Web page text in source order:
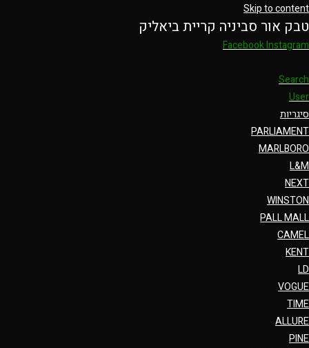
Skip to content
טבק אור סביניה קריית ביאליק
FacebookInstagram
Search
User
סיגריות
PARLIAMENT
MARLBORO
L&M
NEXT
WINSTON
PALL MALL
CAMEL
KENT
LD
VOGUE
TIME
ALLURE
PINE